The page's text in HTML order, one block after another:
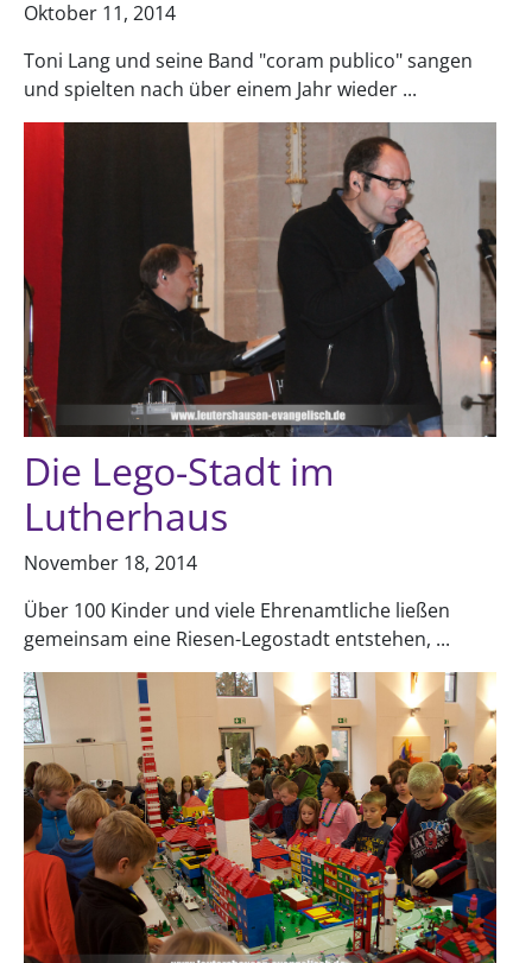
Oktober 11, 2014
Toni Lang und seine Band "coram publico" sangen
und spielten nach über einem Jahr wieder ...
Die Lego-Stadt im
Lutherhaus
November 18, 2014
Über 100 Kinder und viele Ehrenamtliche ließen
gemeinsam eine Riesen-Legostadt entstehen, ...